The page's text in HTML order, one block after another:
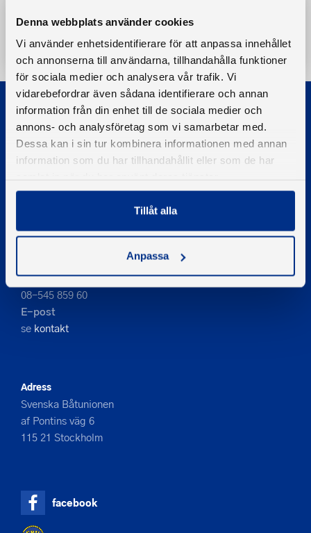
Denna webbplats använder cookies
Vi använder enhetsidentifierare för att anpassa innehållet
och annonserna till användarna, tillhandahålla funktioner
för sociala medier och analysera vår trafik. Vi
vidarebefordrar även sådana identifierare och annan
information från din enhet till de sociala medier och
annons- och analysföretag som vi samarbetar med.
Dessa kan i sin tur kombinera informationen med annan
information som du har tillhandahållit eller som de har
Tillåt alla
Anpassa
Information om cookies
Telefon
08-545 859 60
E-post
se kontakt
Adress
Svenska Båtunionen
af Pontins väg 6
115 21 Stockholm
facebook